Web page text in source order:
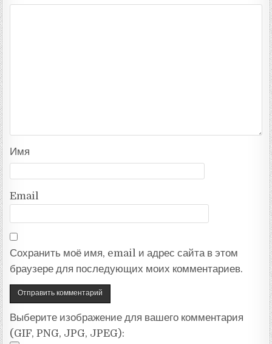
Имя
Email
Сохранить моё имя, email и адрес сайта в этом
браузере для последующих моих комментариев.
Выберите изображение для вашего комментария
(GIF, PNG, JPG, JPEG):